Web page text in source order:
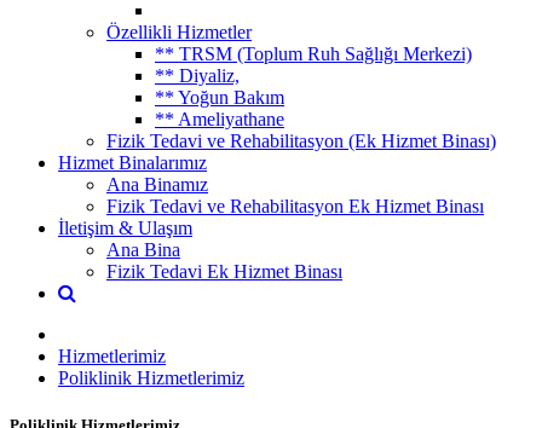
Özellikli Hizmetler
** TRSM (Toplum Ruh Sağlığı Merkezi)
** Diyaliz,
** Yoğun Bakım
** Ameliyathane
Fizik Tedavi ve Rehabilitasyon (Ek Hizmet Binası)
Hizmet Binalarımız
Ana Binamız
Fizik Tedavi ve Rehabilitasyon Ek Hizmet Binası
İletişim & Ulaşım
Ana Bina
Fizik Tedavi Ek Hizmet Binası
Hizmetlerimiz
Poliklinik Hizmetlerimiz